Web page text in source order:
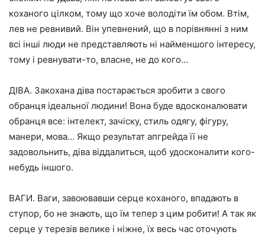
коханого цілком, тому що хоче володіти їм обом. Втім,
лев не ревнивий. Він упевнений, що в порівнянні з ним
всі інші люди не представляють ні найменшого інтересу,
тому і ревнувати-то, власне, не до кого…
ДІВА. Закохана діва постарається зробити з свого
обранця ідеальної людини! Вона буде вдосконалювати
обранця все: інтелект, зачіску, стиль одягу, фігуру,
манери, мова… Якщо результат апгрейда її не
задовольнить, діва віддалиться, щоб удосконалити кого-
небудь іншого.
ВАГИ. Ваги, завоювавши серце коханого, впадають в
ступор, бо не знають, що їм тепер з цим робити! А так як
серце у терезів велике і ніжне, їх весь час оточують